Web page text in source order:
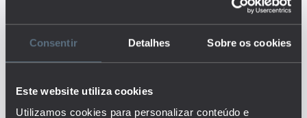
Consentir Detalhes Sobre os cookies
Este website utiliza cookies
Utilizamos cookies para personalizar conteúdo e
O indicador representa a
percentagem da população que
culturais e desportivas nos
últimos 12 meses por tipo de